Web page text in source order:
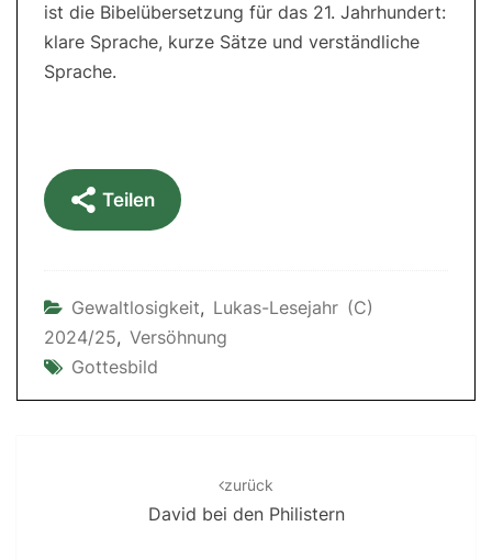
ist die Bibelübersetzung für das 21. Jahrhundert:
klare Sprache, kurze Sätze und verständliche
Sprache.
Teilen
Gewaltlosigkeit, Lukas-Lesejahr (C)
2024/25, Versöhnung
Gottesbild
zurück
David bei den Philistern